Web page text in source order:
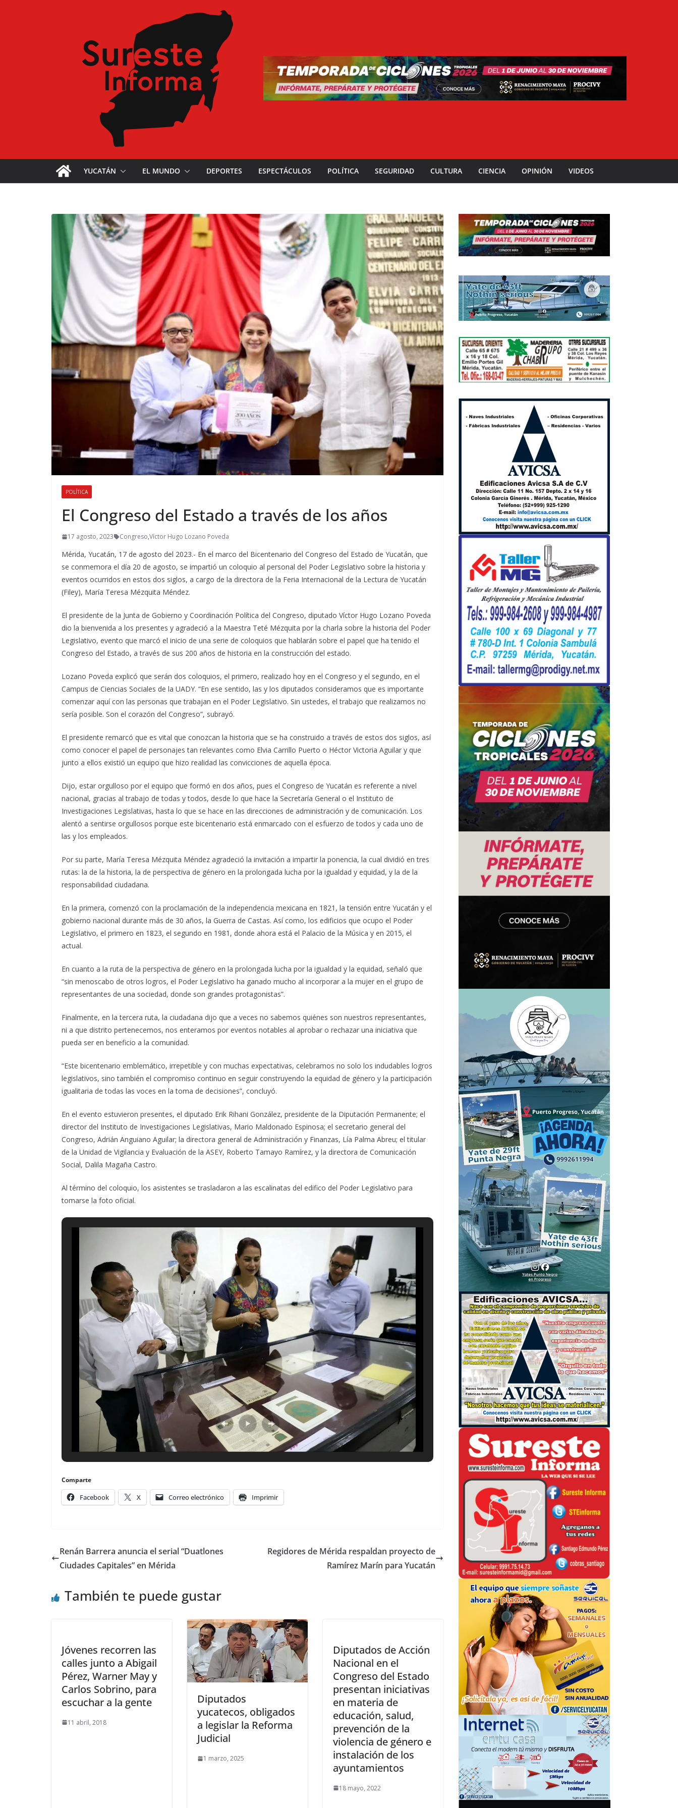
YUCATÁN EL MUNDO DEPORTES ESPECTÁCULOS POLÍTICA SEGURIDAD CULTURA CIENCIA OPINIÓN VIDEOS
POLÍTICA
El Congreso del Estado a través de los años
17 agosto, 2023 Congreso,Víctor Hugo Lozano Poveda
Mérida, Yucatán, 17 de agosto del 2023.- En el marco del Bicentenario del Congreso del Estado de Yucatán, que
se conmemora el día 20 de agosto, se impartió un coloquio al personal del Poder Legislativo sobre la historia y
eventos ocurridos en estos dos siglos, a cargo de la directora de la Feria Internacional de la Lectura de Yucatán
(Filey), María Teresa Mézquita Méndez.
El presidente de la Junta de Gobierno y Coordinación Política del Congreso, diputado Víctor Hugo Lozano Poveda
dio la bienvenida a los presentes y agradeció a la Maestra Teté Mézquita por la charla sobre la historia del Poder
Legislativo, evento que marcó el inicio de una serie de coloquios que hablarán sobre el papel que ha tenido el
Congreso del Estado, a través de sus 200 años de historia en la construcción del estado.
Lozano Poveda explicó que serán dos coloquios, el primero, realizado hoy en el Congreso y el segundo, en el
Campus de Ciencias Sociales de la UADY. “En ese sentido, las y los diputados consideramos que es importante
comenzar aquí con las personas que trabajan en el Poder Legislativo. Sin ustedes, el trabajo que realizamos no
sería posible. Son el corazón del Congreso”, subrayó.
El presidente remarcó que es vital que conozcan la historia que se ha construido a través de estos dos siglos, así
como conocer el papel de personajes tan relevantes como Elvia Carrillo Puerto o Héctor Victoria Aguilar y que
junto a ellos existió un equipo que hizo realidad las convicciones de aquella época.
Dijo, estar orgulloso por el equipo que formó en dos años, pues el Congreso de Yucatán es referente a nivel
nacional, gracias al trabajo de todas y todos, desde lo que hace la Secretaría General o el Instituto de
Investigaciones Legislativas, hasta lo que se hace en las direcciones de administración y de comunicación. Los
alentó a sentirse orgullosos porque este bicentenario está enmarcado con el esfuerzo de todos y cada uno de
las y los empleados.
Por su parte, María Teresa Mézquita Méndez agradeció la invitación a impartir la ponencia, la cual dividió en tres
rutas: la de la historia, la de perspectiva de género en la prolongada lucha por la igualdad y equidad, y la de la
responsabilidad ciudadana.
En la primera, comenzó con la proclamación de la independencia mexicana en 1821, la tensión entre Yucatán y el
gobierno nacional durante más de 30 años, la Guerra de Castas. Así como, los edificios que ocupo el Poder
Legislativo, el primero en 1823, el segundo en 1981, donde ahora está el Palacio de la Música y en 2015, el
actual.
En cuanto a la ruta de la perspectiva de género en la prolongada lucha por la igualdad y la equidad, señaló que
“sin menoscabo de otros logros, el Poder Legislativo ha ganado mucho al incorporar a la mujer en el grupo de
representantes de una sociedad, donde son grandes protagonistas”.
Finalmente, en la tercera ruta, la ciudadana dijo que a veces no sabemos quiénes son nuestros representantes,
ni a que distrito pertenecemos, nos enteramos por eventos notables al aprobar o rechazar una iniciativa que
pueda ser en beneficio a la comunidad.
“Este bicentenario emblemático, irrepetible y con muchas expectativas, celebramos no solo los indudables logros
legislativos, sino también el compromiso continuo en seguir construyendo la equidad de género y la participación
igualitaria de todas las voces en la toma de decisiones”, concluyó.
En el evento estuvieron presentes, el diputado Erik Rihani González, presidente de la Diputación Permanente; el
director del Instituto de Investigaciones Legislativas, Mario Maldonado Espinosa; el secretario general del
Congreso, Adrián Anguiano Aguilar; la directora general de Administración y Finanzas, Lía Palma Abreu; el titular
de la Unidad de Vigilancia y Evaluación de la ASEY, Roberto Tamayo Ramírez, y la directora de Comunicación
Social, Dalila Magaña Castro.
Al término del coloquio, los asistentes se trasladaron a las escalinatas del edifico del Poder Legislativo para
tomarse la foto oficial.
Comparte
Facebook X Correo electrónico Imprimir
Renán Barrera anuncia el serial “Duatlones
Ciudades Capitales” en Mérida
Regidores de Mérida respaldan proyecto de
Ramírez Marín para Yucatán
También te puede gustar
Jóvenes recorren las
calles junto a Abigail
Pérez, Warner May y
Carlos Sobrino, para
escuchar a la gente
11 abril, 2018
Diputados
yucatecos, obligados
a legislar la Reforma
Judicial
1 marzo, 2025
Diputados de Acción
Nacional en el
Congreso del Estado
presentan iniciativas
en materia de
educación, salud,
prevención de la
violencia de género e
instalación de los
ayuntamientos
18 mayo, 2022